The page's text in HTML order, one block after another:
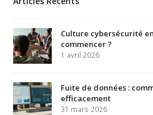
Culture cybersécurité
commencer ?
1 avril 2026
Fuite de données :
efficacement
31 mars 2026